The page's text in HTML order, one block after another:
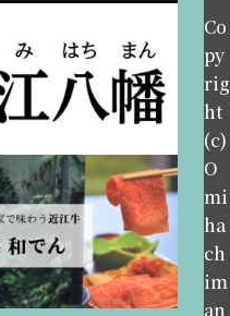
Co
py
rig
ht
(c)
O
mi
ha
ch
im
an